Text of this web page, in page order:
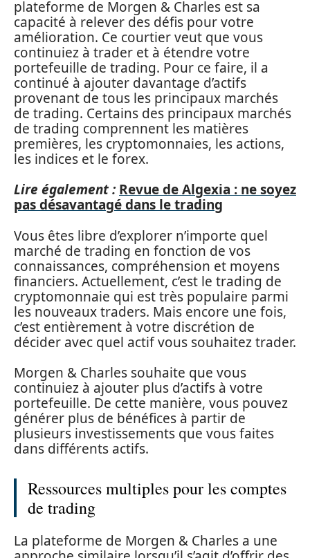
plateforme de Morgen & Charles est sa
capacité à relever des défis pour votre
amélioration. Ce courtier veut que vous
continuiez à trader et à étendre votre
portefeuille de trading. Pour ce faire, il a
continué à ajouter davantage d’actifs
provenant de tous les principaux marchés
de trading. Certains des principaux marchés
de trading comprennent les matières
premières, les cryptomonnaies, les actions,
les indices et le forex.
Lire également : Revue de Algexia : ne soyez
pas désavantagé dans le trading
Vous êtes libre d’explorer n’importe quel
marché de trading en fonction de vos
connaissances, compréhension et moyens
financiers. Actuellement, c’est le trading de
cryptomonnaie qui est très populaire parmi
les nouveaux traders. Mais encore une fois,
c’est entièrement à votre discrétion de
décider avec quel actif vous souhaitez trader.
Morgen & Charles souhaite que vous
continuiez à ajouter plus d’actifs à votre
portefeuille. De cette manière, vous pouvez
générer plus de bénéfices à partir de
plusieurs investissements que vous faites
dans différents actifs.
Ressources multiples pour les comptes
de trading
La plateforme de Morgen & Charles a une